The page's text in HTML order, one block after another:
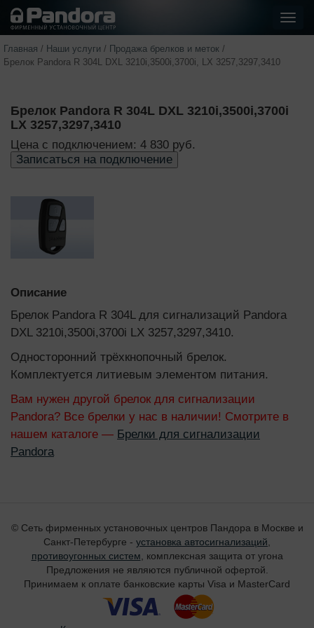
Главная / Наши услуги / Продажа брелков и меток /
Брелок Pandora R 304L DXL 3210i,3500i,3700i, LX 3257,3297,3410
Брелок Pandora R 304L DXL 3210i,3500i,3700i
LX 3257,3297,3410
Цена с подключением: 4 830 руб.
Записаться на подключение
Описание
Брелок Pandora R 304L для сигнализаций Pandora
DXL 3210i,3500i,3700i LX 3257,3297,3410.
Односторонний трёхкнопочный брелок.
Комплектуется литиевым элементом питания.
Вам нужен другой брелок для сигнализации
Pandora? Все брелки у нас в наличии! Смотрите в
нашем каталоге — Брелки для сигнализации
Pandora
© Сеть фирменных установочных центров Пандора в Москве и
Санкт-Петербурге - установка автосигнализаций,
противоугонных систем, комплексная защита от угона
Предложения не являются публичной офертой.
Принимаем к оплате банковские карты Visa и MasterCard